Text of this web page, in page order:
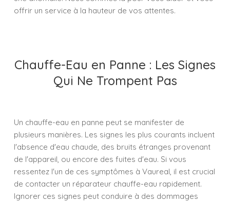
offrir un service à la hauteur de vos attentes.
Chauffe-Eau en Panne : Les Signes
Qui Ne Trompent Pas
Un chauffe-eau en panne peut se manifester de
plusieurs manières. Les signes les plus courants incluent
l'absence d'eau chaude, des bruits étranges provenant
de l'appareil, ou encore des fuites d'eau. Si vous
ressentez l'un de ces symptômes à Vaureal, il est crucial
de contacter un réparateur chauffe-eau rapidement.
Ignorer ces signes peut conduire à des dommages